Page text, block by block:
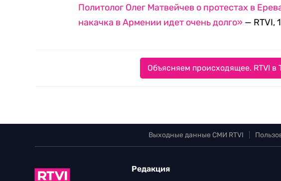
Политолог Олег Матвейчев о протестах в
накачка в Армении идет очень долго» — RTVI,
Объясняем происходящее. RTVI в
Выходные данные СМИ RTVI
Редакция